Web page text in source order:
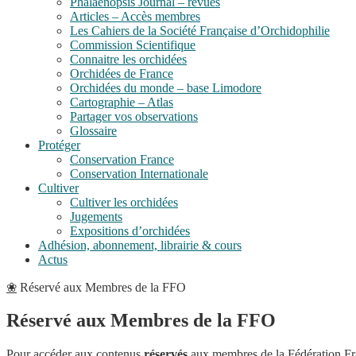
Articles – Accès membres
Les Cahiers de la Société Française d’Orchidophilie
Commission Scientifique
Connaitre les orchidées
Orchidées de France
Orchidées du monde – base Limodore
Cartographie – Atlas
Partager vos observations
Glossaire
Protéger
Conservation France
Conservation Internationale
Cultiver
Cultiver les orchidées
Jugements
Expositions d’orchidées
Adhésion, abonnement, librairie & cours
Actus
❀ Réservé aux Membres de la FFO
Réservé aux Membres de la FFO